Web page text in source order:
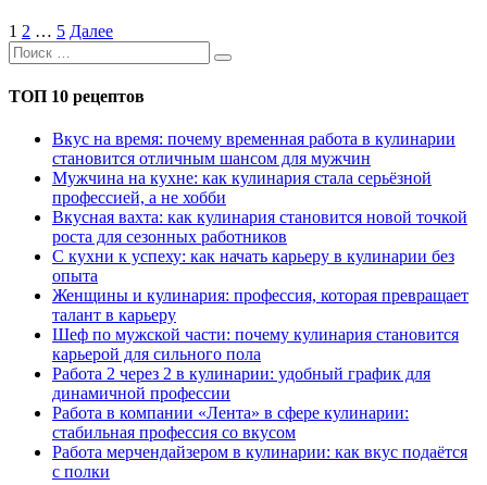
1 2 … 5 Далее
ТОП 10 рецептов
Вкус на время: почему временная работа в кулинарии
становится отличным шансом для мужчин
Мужчина на кухне: как кулинария стала серьёзной
профессией, а не хобби
Вкусная вахта: как кулинария становится новой точкой
роста для сезонных работников
С кухни к успеху: как начать карьеру в кулинарии без
опыта
Женщины и кулинария: профессия, которая превращает
талант в карьеру
Шеф по мужской части: почему кулинария становится
карьерой для сильного пола
Работа 2 через 2 в кулинарии: удобный график для
динамичной профессии
Работа в компании «Лента» в сфере кулинарии:
стабильная профессия со вкусом
Работа мерчендайзером в кулинарии: как вкус подаётся
с полки